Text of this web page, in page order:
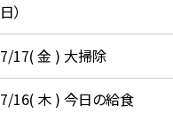
日）
7/17( 金 ) 大掃除
7/16( 木 ) 今日の給食